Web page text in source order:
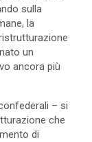
sulla
la
un
ancora più
– si
che
di